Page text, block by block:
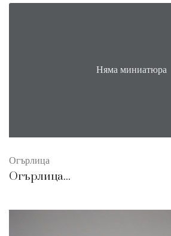
Няма миниатюра
Огърлица
Огърлица...